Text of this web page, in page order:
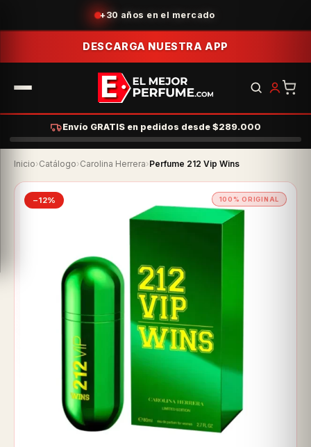
Acumula puntos con tus compras
DESCARGA NUESTRA APP
Envío GRATIS en pedidos desde $289.000
Inicio›Catálogo›Carolina Herrera›Perfume 212 Vip Wins
−12% 100% ORIGINAL